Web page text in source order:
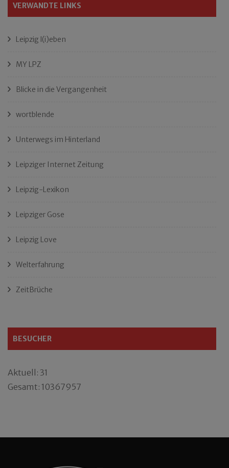
VERWANDTE LINKS
Leipzig l(i)eben
MY LPZ
Blicke in die Vergangenheit
wortblende
Unterwegs im Hinterland
Leipziger Internet Zeitung
Leipzig-Lexikon
Leipziger Gose
Leipzig Love
Welterfahrung
ZeitBrüche
BESUCHER
Aktuell: 31
Gesamt: 10367957